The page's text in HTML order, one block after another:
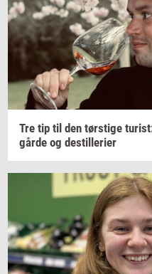
Tre tip til den tørsti­ge
går­de og destil­le­ri­er